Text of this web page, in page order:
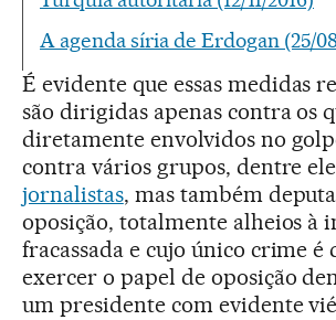
A agenda síria de Erdogan (25/
É evidente que essas medidas
são dirigidas apenas contra os
diretamente envolvidos no
contra vários grupos, dentre
jornalistas, mas também
oposição, totalmente alheios à
fracassada e cujo único crime é
exercer o papel de oposição
um presidente com evidente